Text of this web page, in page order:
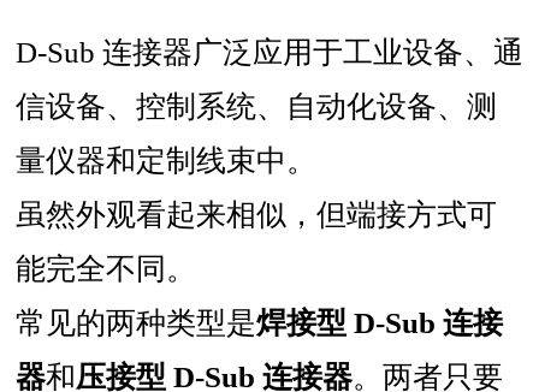
D-Sub 连接器广泛应用于工业设备、通
信设备、控制系统、自动化设备、测
量仪器和定制线束中。
虽然外观看起来相似，但端接方式可
能完全不同。
常见的两种类型是焊接型 D-Sub 连接
器和压接型 D-Sub 连接器。两者只要